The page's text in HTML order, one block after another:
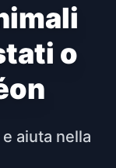
o
aiuta nella